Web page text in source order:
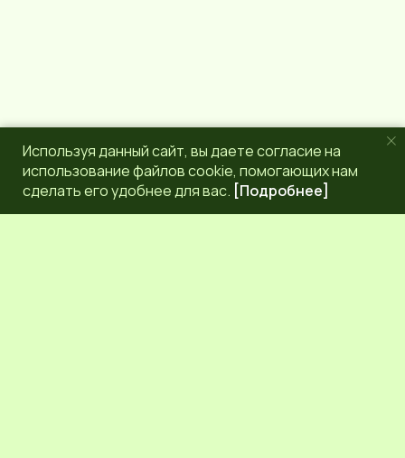
Используя данный сайт, вы даете согласие на
использование файлов cookie, помогающих нам
сделать его удобнее для вас. [Подробнее]